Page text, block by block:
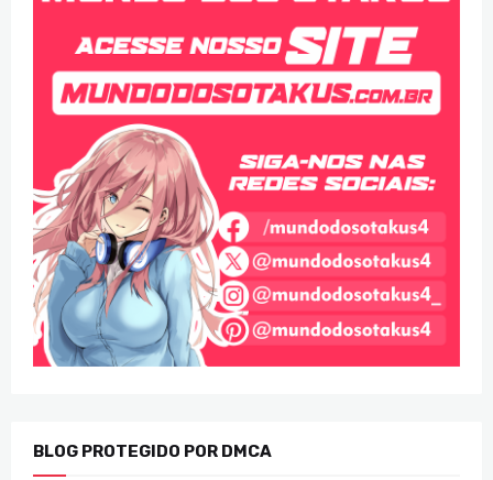
BLOG PROTEGIDO POR DMCA